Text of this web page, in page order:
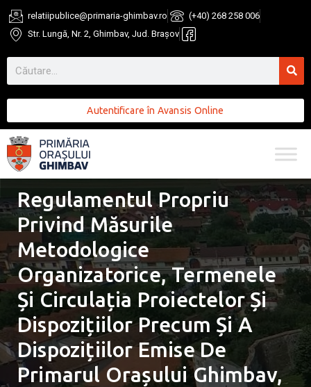
relatiipublice@primaria-ghimbav.ro
(+40) 268 258 006
Str. Lungă, Nr. 2, Ghimbav, Jud. Brașov
Autentificare în Avansis Online
Regulamentul Propriu
Privind Măsurile
Metodologice
Organizatorice, Termenele
Și Circulația Proiectelor Și
Dispozițiilor Precum Și A
Dispozițiilor Emise De
Primarul Orașului Ghimbav,